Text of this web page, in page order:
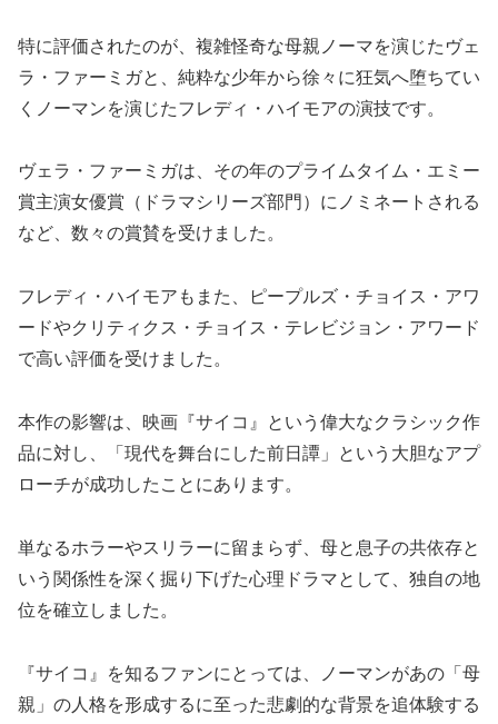
特に評価されたのが、複雑怪奇な母親ノーマを演じたヴェ
ラ・ファーミガと、純粋な少年から徐々に狂気へ堕ちてい
くノーマンを演じたフレディ・ハイモアの演技です。
ヴェラ・ファーミガは、その年のプライムタイム・エミー
賞主演女優賞（ドラマシリーズ部門）にノミネートされる
など、数々の賞賛を受けました。
フレディ・ハイモアもまた、ピープルズ・チョイス・アワ
ードやクリティクス・チョイス・テレビジョン・アワード
で高い評価を受けました。
本作の影響は、映画『サイコ』という偉大なクラシック作
品に対し、「現代を舞台にした前日譚」という大胆なアプ
ローチが成功したことにあります。
単なるホラーやスリラーに留まらず、母と息子の共依存と
いう関係性を深く掘り下げた心理ドラマとして、独自の地
位を確立しました。
『サイコ』を知るファンにとっては、ノーマンがあの「母
親」の人格を形成するに至った悲劇的な背景を追体験する